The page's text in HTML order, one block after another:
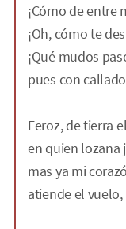
¡Cómo de entre
¡Oh, cómo te
¡Qué mudos
pues con
Feroz, de tierra
en quien lozana
mas ya mi
atiende el